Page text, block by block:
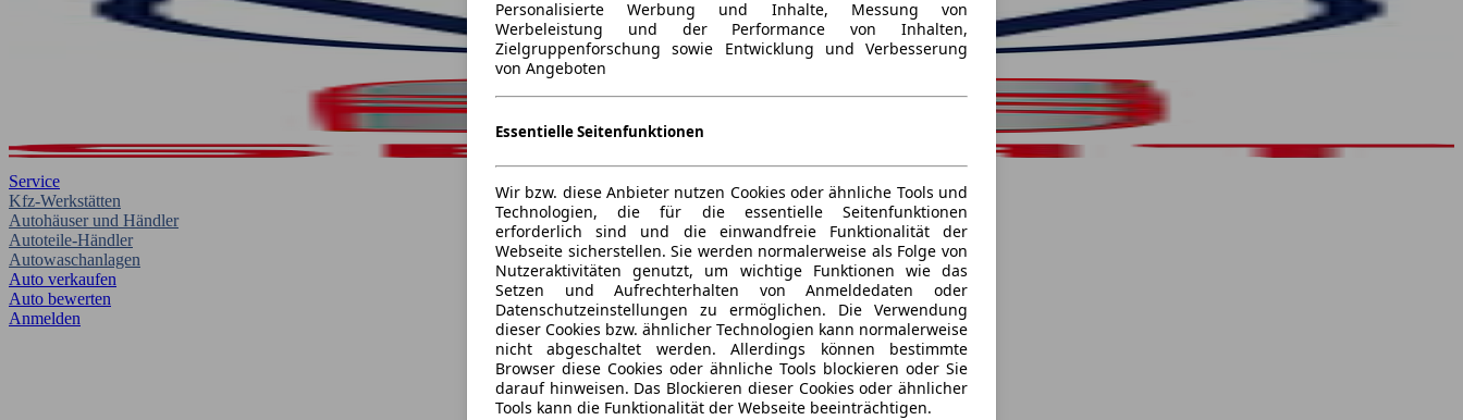
Service
Kfz-Werkstätten
Autohäuser und Händler
Autoteile-Händler
Autowaschanlagen
Auto verkaufen
Auto bewerten
Anmelden
Personalisierte Werbung und Inhalte, Messung von
Werbeleistung und der Performance von Inhalten,
Zielgruppenforschung sowie Entwicklung und Verbesserung
von Angeboten
Essentielle Seitenfunktionen
Wir bzw. diese Anbieter nutzen Cookies oder ähnliche Tools und
Technologien, die für die essentielle Seitenfunktionen
erforderlich sind und die einwandfreie Funktionalität der
Webseite sicherstellen. Sie werden normalerweise als Folge von
Nutzeraktivitäten genutzt, um wichtige Funktionen wie das
Setzen und Aufrechterhalten von Anmeldedaten oder
Datenschutzeinstellungen zu ermöglichen. Die Verwendung
dieser Cookies bzw. ähnlicher Technologien kann normalerweise
nicht abgeschaltet werden. Allerdings können bestimmte
Browser diese Cookies oder ähnliche Tools blockieren oder Sie
darauf hinweisen. Das Blockieren dieser Cookies oder ähnlicher
Tools kann die Funktionalität der Webseite beeinträchtigen.